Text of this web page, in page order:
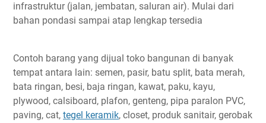
infrastruktur (jalan, jembatan, saluran air). Mulai dari
bahan pondasi sampai atap lengkap tersedia
Contoh barang yang dijual toko bangunan di banyak
tempat antara lain: semen, pasir, batu split, bata merah,
bata ringan, besi, baja ringan, kawat, paku, kayu,
plywood, calsiboard, plafon, genteng, pipa paralon PVC,
paving, cat, tegel keramik, closet, produk sanitair, gerobak